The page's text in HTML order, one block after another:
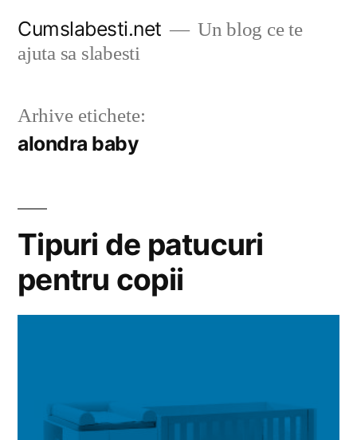
Cumslabesti.net
Un blog ce te
ajuta sa slabesti
Arhive etichete:
alondra baby
Tipuri de patucuri
pentru copii